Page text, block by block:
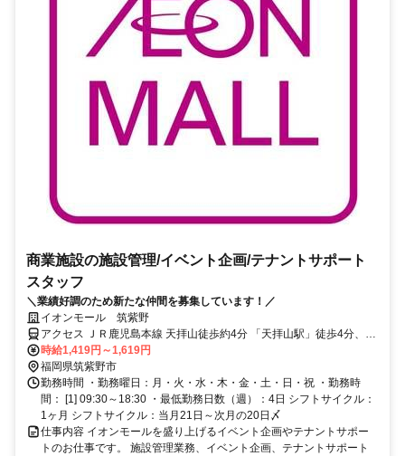
商業施設の施設管理/イベント企画/テナントサポート
スタッフ
＼業績好調のため新たな仲間を募集しています！／
イオンモール 筑紫野
アクセス ＪＲ鹿児島本線 天拝山徒歩約4分 「天拝山駅」徒歩4分、
「朝倉街道駅」徒歩8分
時給1,419円～1,619円
福岡県筑紫野市
勤務時間 ・勤務曜日：月・火・水・木・金・土・日・祝 ・勤務時
間： [1] 09:30～18:30 ・最低勤務日数（週）：4日 シフトサイクル：
1ヶ月 シフトサイクル：当月21日～次月の20日〆
仕事内容 イオンモールを盛り上げるイベント企画やテナントサポー
トのお仕事です。 施設管理業務、イベント企画、テナントサポート